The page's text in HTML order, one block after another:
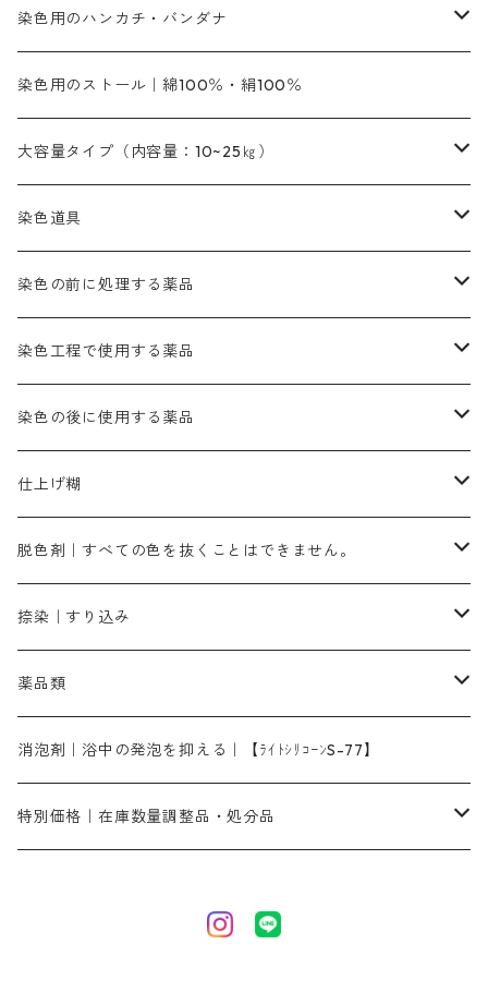
紫色系
緑色系
茶色系
染料一覧ー100g入り
染料一覧ー500g入り
橙色系
緑色系
茶色系
灰色系
黒色系
1kg
茶色｜20g入りのみ公開
灰色｜20g入りのみ公開
黒色
エロ―M3G｜定番の色合い
エロー ＭＧＲ｜明るい緑みの黄色
オレンジ系
オレンヂMG｜黄みの橙色
オレンヂMGD（定番の色合い）
赤色系
レットMFB｜赤色（定番の色合い）
レットMG｜黄みの朱色
ピンクMB｜ピンク色
ローズMB｜鮮やかなピンク色）
青色系
ネビーブルーMB（定番の色合い）
ブルーMB（定番の色合い）
スカイブルーMG｜緑みの空色
ターキスブルーHNG｜緑みの空色
紫色系
バイオレットMFB
緑色系
ダークグリンMG（定番の色合い）
グリーンMB｜緑色
茶色系
ダークブロンMFB｜こげ茶色
ブロンHNR｜こげ茶色
黒色系
ブラックMK（赤みの黒色）
ブラックMG（青みの黒色）
白色系（定番の色合い）
ネオホワイトR
ファストエロ―5GN（黄色）
NSBAブルー
群青
白色｜胡粉
黒色｜在庫処分特価
緑色｜在庫処分特価
茶色｜在庫処分特価
インド茜・西洋茜の個別販売
カッチ｜茶系
霧島産・晩秋茶｜黄金色（赤みの黄色）｜準備中
媒染剤
アルミ媒染剤
鉄媒染剤
ソーダ灰｜アルカリ性のPH調整剤
藍染
ぶどう糖
ハイドロサルファイトコンク
染色用途のハンカチ・バンダナ
45cm×45cm（ハンカチ）｜端の始末も綿糸｜タグなし
54cm×54cm（バンダナ）｜端の始末も綿糸｜タグなし
塩基性染料（混色可能）
ビスマークブロンB｜赤茶色
塩基性エロ―｜液体タイプ
ローダミンB｜赤紫色｜マゼンダ色
オリジナル染料｜スス竹色｜ミキセットファストブロンGR
初心者向けお試しセット販売
インディゴピュア
アルカリ剤
ハイドロサルファイトコンク
酸性剤
染色用のハンカチ・バンダナ
45cm×45cm（ハンカチ）｜端の始末も綿糸｜タグなし
54cm×54cm（バンダナ）｜端の始末も綿糸｜タグなし
染色用のストール｜綿100％・絹100％
大容量タイプ（内容量：10~25㎏）
芒硝｜綿の染色時の吸収促進剤
ソーダ灰｜アルカリ性のPH調整剤
硫酸第一鉄｜鉄媒染剤
染色道具
刷毛
摺込み刷毛（スリコミハケ）ー夏毛（硬いタイプ）
摺込み刷毛（スリコミハケ）ー冬毛（柔らかいタイプ）
片羽刷毛
ローケツ筆
ローケツ用筆｜1本～販売
ローケツ用筆ー10%off｜20本セットお取り寄せ品
洋型紙（9番手｜中薄口、10番手｜中厚口）
有償サンプル品｜約20cm×27cm
洋型紙9番手｜中薄口｜約54cm×110cm
張木｜入荷待ち
伸子
型洗いブラシ
染色の前に処理する薬品
精練剤｜汚れ落とし剤｜針状マルセル石鹸
糊落とし剤｜ソルベンCA
濃染処理剤｜ソルバックスPS－900
染色工程で使用する薬品
染料の吸収促進剤
酢酸｜絹・羊毛・ナイロンに使用する
芒硝｜綿・麻の染色に使用する。
染料のムラ染め抑制剤（均染剤）
アゾリン200％｜綿・麻・絹・羊毛・ナイロンの染色
レオニールEHC｜反応染料用
染料の浸透剤
ソルバライトS-70｜各種繊維の浸し染めに使用可能
染料の定着向上剤
ライトフィックスAコンク｜綿・麻もしくは直接染料で染めた素材
シルクフィックス３A｜絹の染料定着向上剤
アルカリ剤｜反応染料用
ソーダ灰
染料溶解剤
セレナゾールPDN｜各種染料の染料溶解剤
染色の後に使用する薬品
ソーピング剤｜未定着の染料を除去すること
ネオポールB－300｜反応染料のソーピング剤
仕上げ剤｜柔軟・平滑剤
白場汚染防止剤
仕上げ糊
カルボキシメチルセルロース（CMC）
海藻系
たんぱく質系
化学糊（PVA）
防腐剤｜アルカリ性
脱色剤｜すべての色を抜くことはできません。
脱色剤
全体脱色｜ハイドロサルファイトコンク
部分脱色｜デグロリンSコンク
脱色助剤｜浸透・複色抑制剤
メイプロガムNP｜にじみ防止剤
アミラヂンD｜浸透・複色抑制剤
捺染｜すり込み
染料溶解剤｜染料の均一な浸透・吸着を補助する
捺染糊
メイプロガムNP（綿・麻・絹用｜直接・酸性・含金染料用）
白場汚染防止剤｜ソーピング剤｜水洗する際の再汚染防止剤
薬品類
ア行
カ行
消泡剤｜浴中の発泡を抑える｜【ﾗｲﾄｼﾘｺｰﾝS-77】
特別価格｜在庫数量調整品・処分品